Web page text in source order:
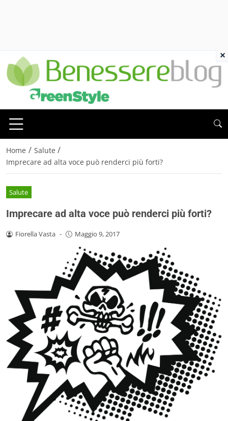
Home / Salute /
Imprecare ad alta voce può renderci più forti?
Salute
Imprecare ad alta voce può renderci più forti?
Fiorella Vasta - Maggio 9, 2017
×